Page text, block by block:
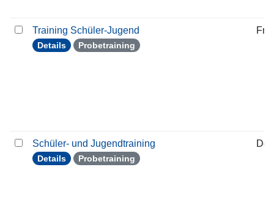
Training Schüler-Jugend
Details Probetraining
Schüler- und Jugendtraining
Details Probetraining